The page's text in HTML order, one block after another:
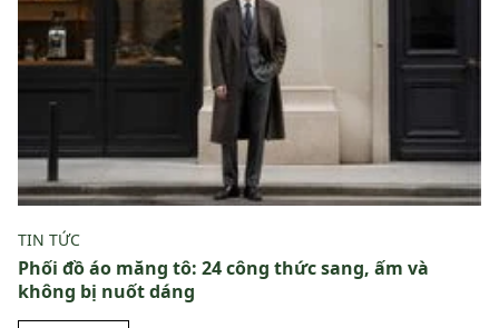
TIN TỨC
Phối đồ áo măng tô: 24 công thức sang, ấm và
không bị nuốt dáng